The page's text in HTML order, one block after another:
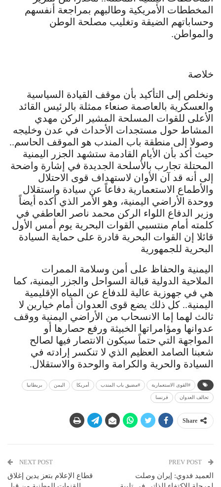
المخططات الأمريكية وطالبهم بمراجعة أنفسهم
وحساباتهم الضيقة وتغليب مصلحة الوطن
والمواطن.
خلاصة
ونخلص إلى التأكيد بأن موقف القيادة السياسية
والعسكرية بالعاصمة صنعاء ممثلة بالرئيس القائد
الأعلى للقوات المسلحة المشير الركن مهدي
المشاط حول مستجدات الأحداث في عدن وخليجه
وصولا إلى منطقة باب المندب هو الموقف الحاسم..
حيث أكد بأن الأيام القادمة ستشهد الجزر اليمنية
المحتلة تجارب بالأسلحة الجديدة في إشارة واضحة
إلى أنه قد آن الأوان لاستهداف قوى الاحتلال
والأطماع الاستعمارية دفاعاً عن سيادة واستقلال
ووحدة الأراضي اليمنية، وهو الأمر الذي أكده أيضاً
وزير الدفاع اللواء الركن محمد ناصر العاطفي في
كلمته أمام منتسبي القوات البحرية يوم أمس الأول
قائلا إن القوات البحرية قادرة على حماية السيادة
البحرية للجمهورية
اليمنية والحفاظ على أمن وسلامة الممرات
الملاحية الدولية قبالة السواحل والجزر اليمنية، كما
هي في جهوزية عالية للدفاع عن المياه الإقليمية
اليمنية.. كل ذلك يضع قوى العدوان أمام خيارين لا
ثالث لهما إما الانسحاب من الأراضي اليمنية ووقف
عدوانها ومؤامراتها الخبيثة ورفع حصارها أو
المواجهة التي حتماً سيكون الانتصار فيها لصالح
شعبنا الصامد العظيم الذي لا تنكسر إرادته في
السيادة والحرية والكرامة والوحدة والاستقلال.
#القوى الاستعمارية #مضيق باب المندب أمريكا اليمن بريطانيا
تحالف العدوان فرنسا
Share
العميد فدوي: إيران وصلت
NEXT POST
قطاع الإعلام بتعز يدين إغلاق